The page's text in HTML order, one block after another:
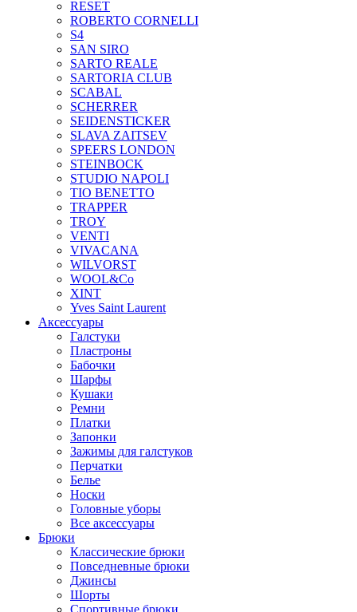
RESET
ROBERTO CORNELLI
S4
SAN SIRO
SARTO REALE
SARTORIA CLUB
SCABAL
SCHERRER
SEIDENSTICKER
SLAVA ZAITSEV
SPEERS LONDON
STEINBOCK
STUDIO NAPOLI
TIO BENETTO
TRAPPER
TROY
VENTI
VIVACANA
WILVORST
WOOL&Co
XINT
Yves Saint Laurent
Аксессуары
Галстуки
Пластроны
Бабочки
Шарфы
Кушаки
Ремни
Платки
Запонки
Зажимы для галстуков
Перчатки
Белье
Носки
Головные уборы
Все аксессуары
Брюки
Классические брюки
Повседневные брюки
Джинсы
Шорты
Спортивные брюки